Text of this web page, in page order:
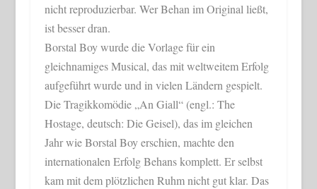
nicht reproduzierbar. Wer Behan im Original ließt,
ist besser dran.
Borstal Boy wurde die Vorlage für ein
gleichnamiges Musical, das mit weltweitem Erfolg
aufgeführt wurde und in vielen Ländern gespielt.
Die Tragikkomödie „An Giall“ (engl.: The
Hostage, deutsch: Die Geisel), das im gleichen
Jahr wie Borstal Boy erschien, machte den
internationalen Erfolg Behans komplett. Er selbst
kam mit dem plötzlichen Ruhm nicht gut klar. Das